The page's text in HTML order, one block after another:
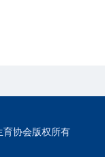
育协会版权所有